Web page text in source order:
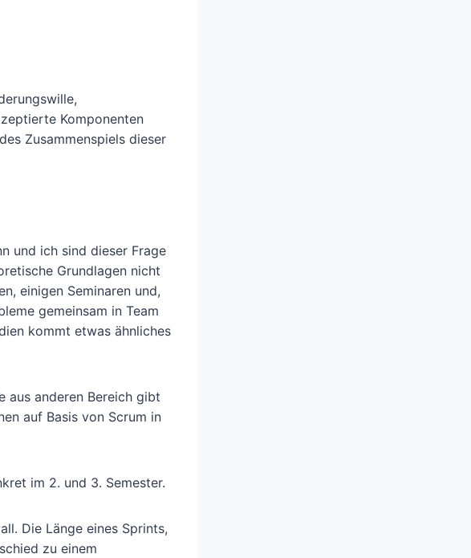
Komponenten
Zusammenspiels dieser
und ich sind dieser Frage
Grundlagen nicht
einigen Seminaren und,
gemeinsam in Team
kommt etwas ähnliches
aus anderen Bereich gibt
auf Basis von Scrum in
im 2. und 3. Semester.
Die Länge eines Sprints,
zu einem